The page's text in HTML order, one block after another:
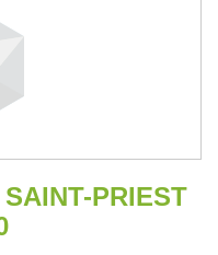
PRIEST